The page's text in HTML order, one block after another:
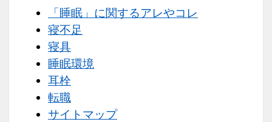
「睡眠」に関するアレやコレ
寝不足
寝具
睡眠環境
耳栓
転職
サイトマップ